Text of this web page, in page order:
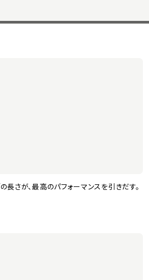
長さが、最高のパフォーマンスを引きだす。